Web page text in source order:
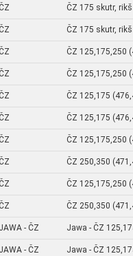
ČZ 175 skutr,
ČZ 175 skutr,
ČZ 125,175,250
ČZ 125,175,250
ČZ 125,175
ČZ 125,175
ČZ 125,175,250
ČZ 250,350
ČZ 125,175,250
ČZ 250,350
JAWA - ČZ Jawa - ČZ
JAWA - ČZ Jawa - ČZ